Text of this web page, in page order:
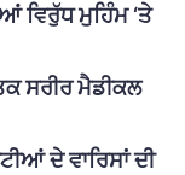
ਵਿਰੁੱਧ ਮੁਹਿੰਮ ‘ਤੇ
ਸਰੀਰ ਮੈਡੀਕਲ
ਦੇ ਵਾਰਿਸਾਂ ਦੀ